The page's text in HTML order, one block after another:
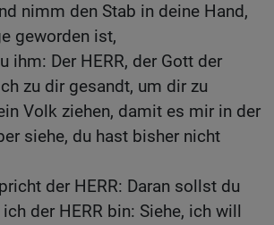
nimm den Stab in deine Hand,
geworden ist,
ihm: Der HERR, der Gott der
zu dir gesandt, um dir zu
Volk ziehen, damit es mir in der
siehe, du hast bisher nicht
der HERR: Daran sollst du
der HERR bin: Siehe, ich will